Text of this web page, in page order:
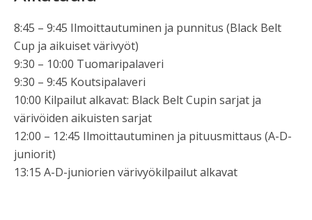
8:45 – 9:45 Ilmoittautuminen ja punnitus (Black Belt
Cup ja aikuiset värivyöt)
9:30 – 10:00 Tuomaripalaveri
9:30 – 9:45 Koutsipalaveri
10:00 Kilpailut alkavat: Black Belt Cupin sarjat ja
värivöiden aikuisten sarjat
12:00 – 12:45 Ilmoittautuminen ja pituusmittaus (A-D-
juniorit)
13:15 A-D-juniorien värivyökilpailut alkavat